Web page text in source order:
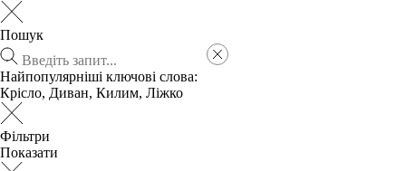
Пошук
Найпопулярніші ключові слова:
Крісло, Диван, Килим, Ліжко
Фільтри
Показати